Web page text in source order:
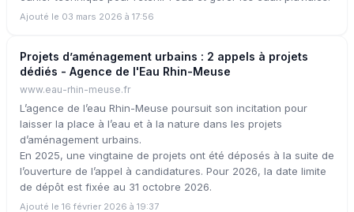
Ajouté le 03 mars 2026 à 17:56
Projets d’aménagement urbains : 2 appels à projets
dédiés - Agence de l'Eau Rhin-Meuse
www.eau-rhin-meuse.fr
L’agence de l’eau Rhin-Meuse poursuit son incitation pour
laisser la place à l’eau et à la nature dans les projets
d’aménagement urbains.
En 2025, une vingtaine de projets ont été déposés à la suite de
l’ouverture de l’appel à candidatures. Pour 2026, la date limite
de dépôt est fixée au 31 octobre 2026.
Ajouté le 16 février 2026 à 19:37